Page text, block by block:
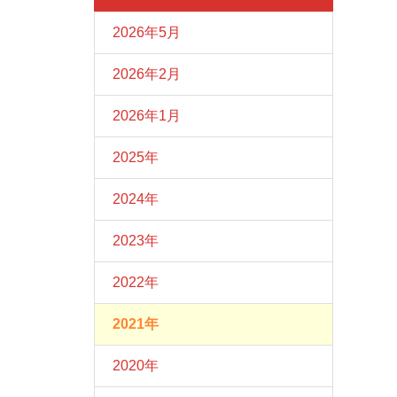
2026年5月
2026年2月
2026年1月
2025年
2024年
2023年
2022年
2021年
2020年